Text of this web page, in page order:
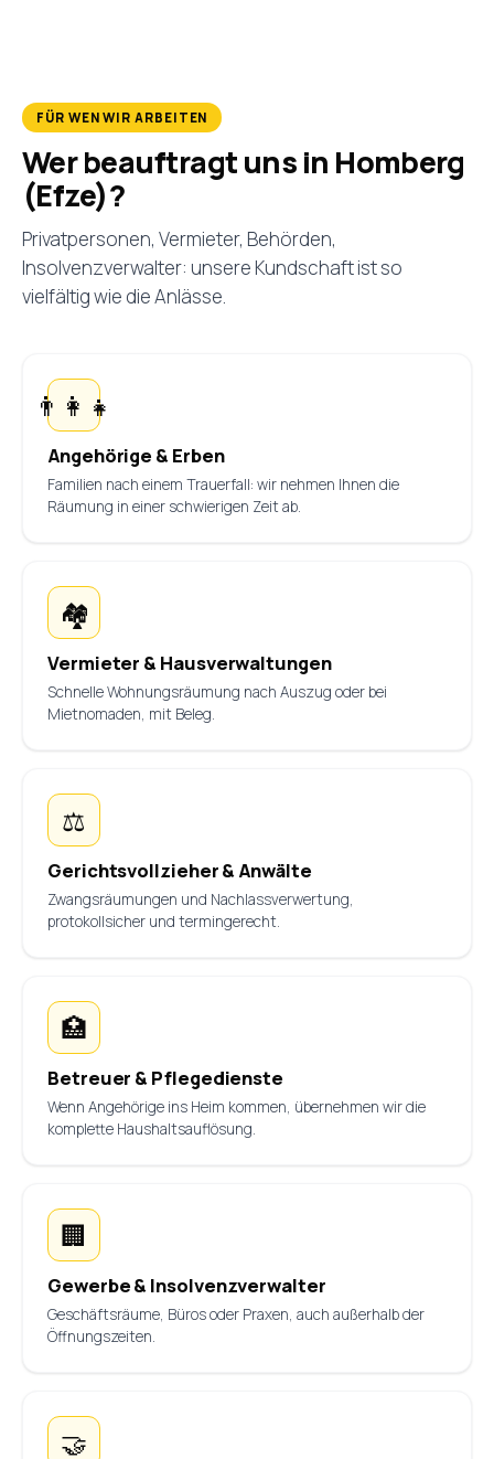
FÜR WEN WIR ARBEITEN
Wer beauftragt uns in Homberg
(Efze)?
Privatpersonen, Vermieter, Behörden,
Insolvenzverwalter: unsere Kundschaft ist so
vielfältig wie die Anlässe.
👨‍👩‍👧
Angehörige & Erben
Familien nach einem Trauerfall: wir nehmen Ihnen die
Räumung in einer schwierigen Zeit ab.
🏘️
Vermieter & Hausverwaltungen
Schnelle Wohnungsräumung nach Auszug oder bei
Mietnomaden, mit Beleg.
⚖️
Gerichtsvollzieher & Anwälte
Zwangsräumungen und Nachlassverwertung,
protokollsicher und termingerecht.
🏥
Betreuer & Pflegedienste
Wenn Angehörige ins Heim kommen, übernehmen wir die
komplette Haushaltsauflösung.
🏢
Gewerbe & Insolvenzverwalter
Geschäftsräume, Büros oder Praxen, auch außerhalb der
Öffnungszeiten.
🤝